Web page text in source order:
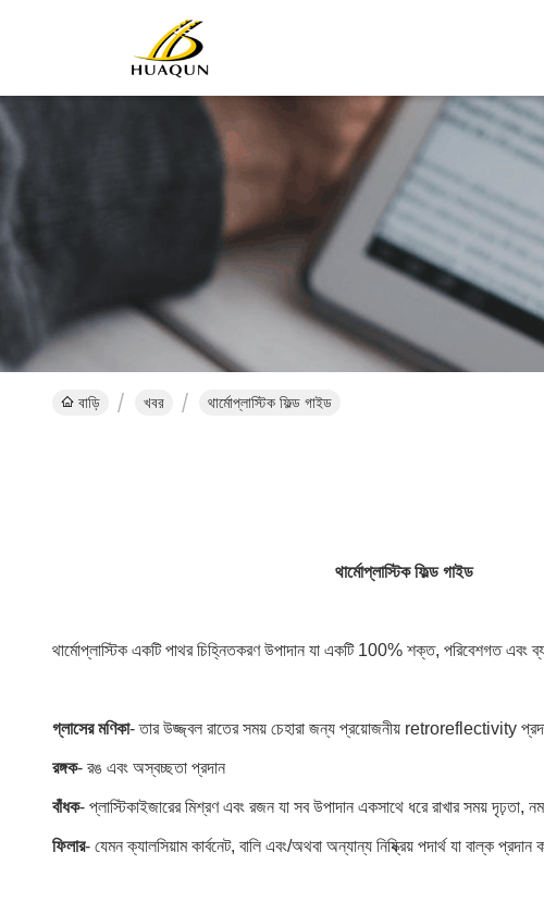
বাড়ি খবর থার্মোপ্লাস্টিক ফিল্ড গাইড
থার্মোপ্লাস্টিক ফিল্ড গাইড
থার্মোপ্লাস্টিক একটি পাথর চিহ্নিতকরণ উপাদান যা একটি 100% শক্ত, পরিবেশগত এবং
গ্লাসের মণিকা- তার উজ্জ্বল রাতের সময় চেহারা জন্য প্রয়োজনীয় retroreflectivity
রঙ্গক- রঙ এবং অস্বচ্ছতা প্রদান
বাঁধক- প্লাস্টিকাইজারের মিশ্রণ এবং রজন যা সব উপাদান একসাথে ধরে রাখার সময় দৃঢ়তা,
ফিলার- যেমন ক্যালসিয়াম কার্বনেট, বালি এবং/অথবা অন্যান্য নিষ্ক্রিয় পদার্থ যা বাল্ক প্রদান